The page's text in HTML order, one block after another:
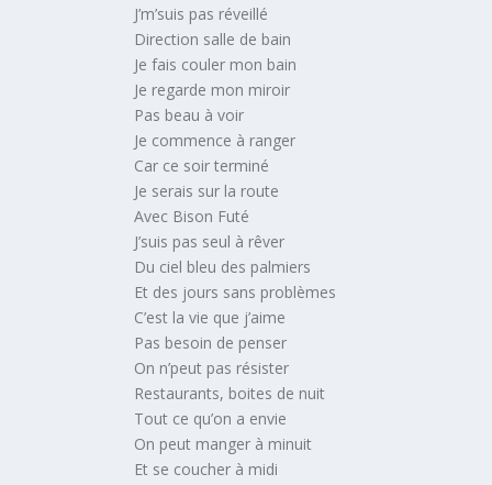
J’m’suis pas réveillé
Direction salle de bain
Je fais couler mon bain
Je regarde mon miroir
Pas beau à voir
Je commence à ranger
Car ce soir terminé
Je serais sur la route
Avec Bison Futé
J’suis pas seul à rêver
Du ciel bleu des palmiers
Et des jours sans problèmes
C’est la vie que j’aime
Pas besoin de penser
On n’peut pas résister
Restaurants, boites de nuit
Tout ce qu’on a envie
On peut manger à minuit
Et se coucher à midi